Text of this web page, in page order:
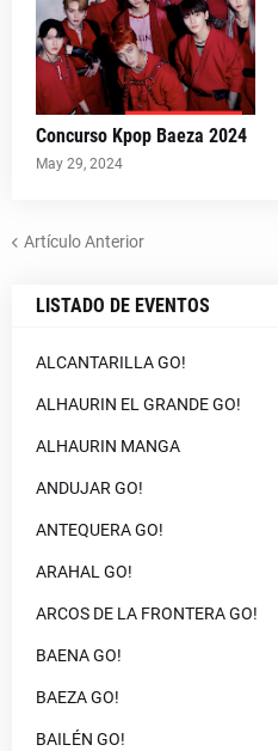
Concurso Kpop Baeza 2024
May 29, 2024
Artículo Anterior
LISTADO DE EVENTOS
ALCANTARILLA GO!
ALHAURIN EL GRANDE GO!
ALHAURIN MANGA
ANDUJAR GO!
ANTEQUERA GO!
ARAHAL GO!
ARCOS DE LA FRONTERA GO!
BAENA GO!
BAEZA GO!
BAILÉN GO!